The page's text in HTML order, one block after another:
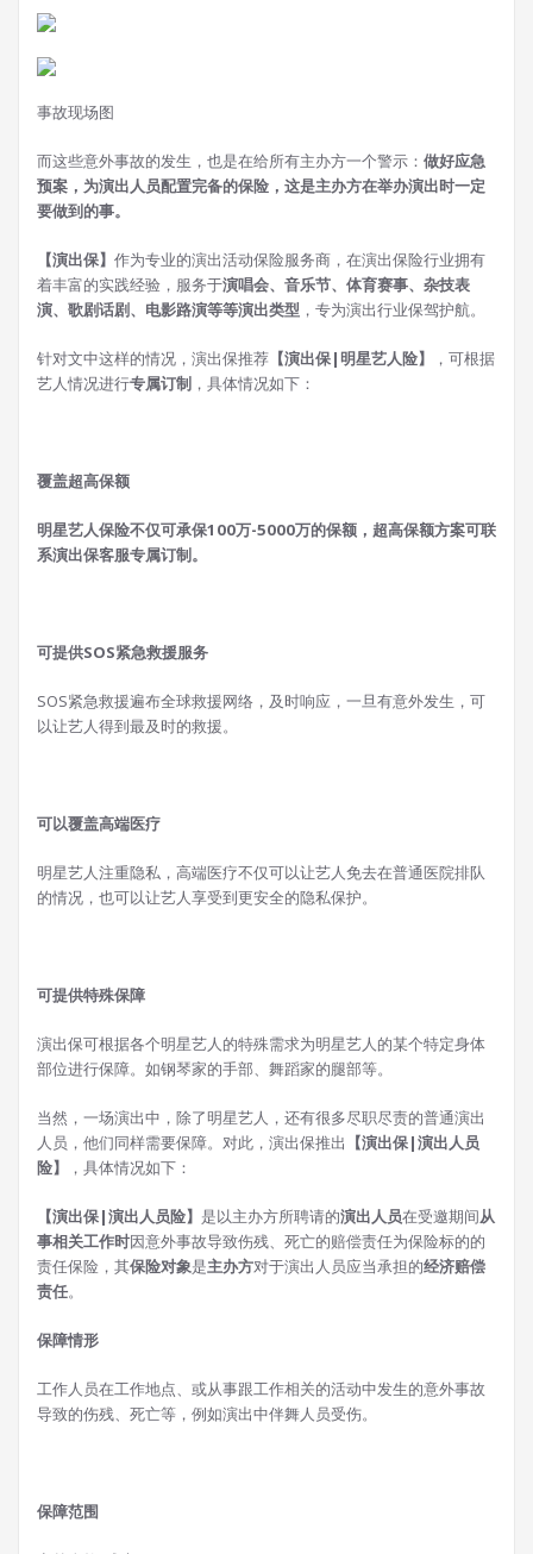
事故现场图
而这些意外事故的发生，也是在给所有主办方一个警示： 做好应急
预案，为演出人员配置完备的保险，这是主办方在举办演出时一定
要做到的事。
【演出保】 作为专业的演出活动保险服务商，在演出保险行业拥有
着丰富的实践经验，服务于演唱会、音乐节、体育赛事、杂技表
演、歌剧话剧、电影路演等等演出类型 ，专为演出行业保驾护航。
针对文中这样的情况，演出保推荐 【演出保|明星艺人险】
，可根据
艺人情况进行专属订制 ，具体情况如下：
覆盖超高保额
明星艺人保险不仅可承保100万-5000万的保额，超高保额方案可联
系演出保客服专属订制。
可提供SOS紧急救援服务
SOS紧急救援遍布全球救援网络，及时响应，一旦有意外发生，可
以让艺人得到最及时的救援。
可以覆盖高端医疗
明星艺人注重隐私，高端医疗不仅可以让艺人免去在普通医院排队
的情况，也可以让艺人享受到更安全的隐私保护。
可提供特殊保障
演出保可根据各个明星艺人的特殊需求为明星艺人的某个特定身体
部位进行保障。如钢琴家的手部、舞蹈家的腿部等。
当然，一场演出中，除了明星艺人，还有很多尽职尽责的普通演出
人员，他们同样需要保障。对此，演出保推出
【演出保|演出人员
险】
，具体情况如下：
【演出保|演出人员险】 是以主办方所聘请的演出人员在受邀期间从
事相关工作时因意外事故导致伤残、死亡的赔偿责任为保险标的的
责任保险，其保险对象是主办方对于演出人员应当承担的经济赔偿
责任。
保障情形
工作人员在工作地点、或从事跟工作相关的活动中发生的意外事故
导致的伤残、死亡等，例如演出中伴舞人员受伤。
保障范围